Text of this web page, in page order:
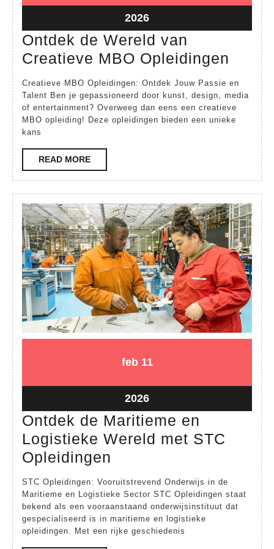
2026
202614
februari
2026
Ontdek de Wereld van
Creatieve MBO Opleidingen
van
MBO
Creatieve MBO Opleidingen: Ontdek Jouw Passie en
Talent Ben je gepassioneerd door kunst, design, media
of entertainment? Overweeg dan eens een creatieve
MBO opleiding! Deze opleidingen bieden een unieke
kans
READ MOREREAD
MORE
feb11
2026
1111
202611
februari
2026
Ontdek de Maritieme en
Logistieke Wereld met STC
Opleidingen
de
Maritieme
en
Logistieke
STC Opleidingen: Vooruitstrevend Onderwijs in de
Maritieme en Logistieke Sector STC Opleidingen staat
bekend als een vooraanstaand onderwijsinstituut dat
gespecialiseerd is in maritieme en logistieke
opleidingen. Met een rijke geschiedenis